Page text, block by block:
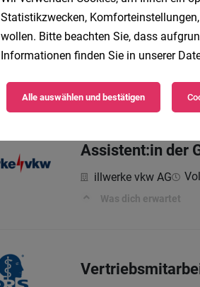
Werkstudent:in
Was dich erwartet
Assistent:in der
illwerke vkw AG
Was dich erwartet
Statistikzwecken,
wollen. Bitte beachten Sie, dass
Informationen finden Sie in unserer
Alle auswählen und bestätigen